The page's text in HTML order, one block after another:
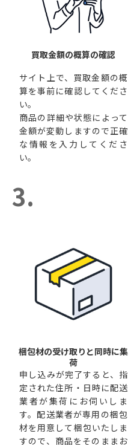
買取金額の概算の確認
サイト上で、買取金額の概
算を事前に確認してくださ
い。
商品の詳細や状態によって
金額が変動しますので正確
な情報を入力してくださ
い。
3.
梱包材の受け取りと同時に集
荷
申し込みが完了すると、指
定された住所・日時に配送
業者が集荷にお伺いしま
す。配送業者が専用の梱包
材を用意して梱包いたしま
すので、商品をそのままお